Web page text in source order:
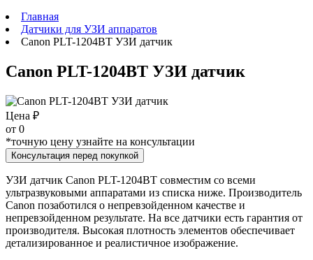
Главная
Датчики для УЗИ аппаратов
Canon PLT-1204BT УЗИ датчик
Canon PLT-1204BT УЗИ датчик
Цена ₽
от 0
*точную цену узнайте на консультации
Консультация перед покупкой
УЗИ датчик Canon PLT-1204BT совместим со всеми
ультразвуковыми аппаратами из списка ниже. Производитель
Canon позаботился о непревзойденном качестве и
непревзойденном результате. На все датчики есть гарантия от
производителя. Высокая плотность элементов обеспечивает
детализированное и реалистичное изображение.